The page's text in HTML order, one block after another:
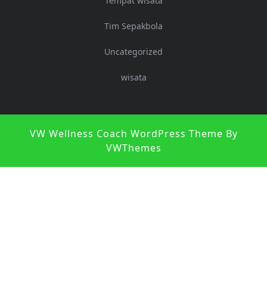
Tim Sepakbola
Uncategorized
wisata
VW Wellness Coach WordPress Theme By
VWThemes